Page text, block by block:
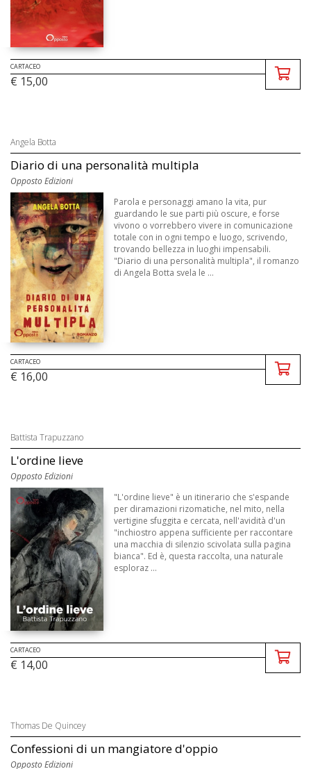
CARTACEO
€ 15,00
Angela Botta
Diario di una personalità multipla
Opposto Edizioni
Parola e personaggi amano la vita, pur
guardando le sue parti più oscure, e forse
vivono o vorrebbero vivere in comunicazione
totale con in ogni tempo e luogo, scrivendo,
trovando bellezza in luoghi impensabili.
"Diario di una personalità multipla", il romanzo
di Angela Botta svela le ...
CARTACEO
€ 16,00
Battista Trapuzzano
L'ordine lieve
Opposto Edizioni
"L'ordine lieve" è un itinerario che s'espande
per diramazioni rizomatiche, nel mito, nella
vertigine sfuggita e cercata, nell'avidità d'un
"inchiostro appena sufficiente per raccontare
una macchia di silenzio scivolata sulla pagina
bianca". Ed è, questa raccolta, una naturale
esploraz ...
CARTACEO
€ 14,00
Thomas De Quincey
Confessioni di un mangiatore d'oppio
Opposto Edizioni